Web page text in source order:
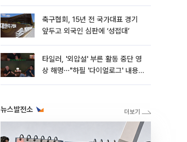
축구협회, 15년 전 국가대표 경기
앞두고 외국인 심판에 ‘성접대’
타일러, '외압설' 부른 활동 중단 영
상 해명⋯"하필 '다이얼로그' 내용이
뉴스발전소